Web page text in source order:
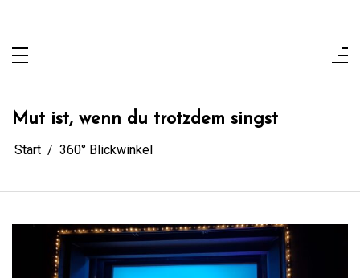
Mut ist, wenn du trotzdem singst
Start 360° Blickwinkel